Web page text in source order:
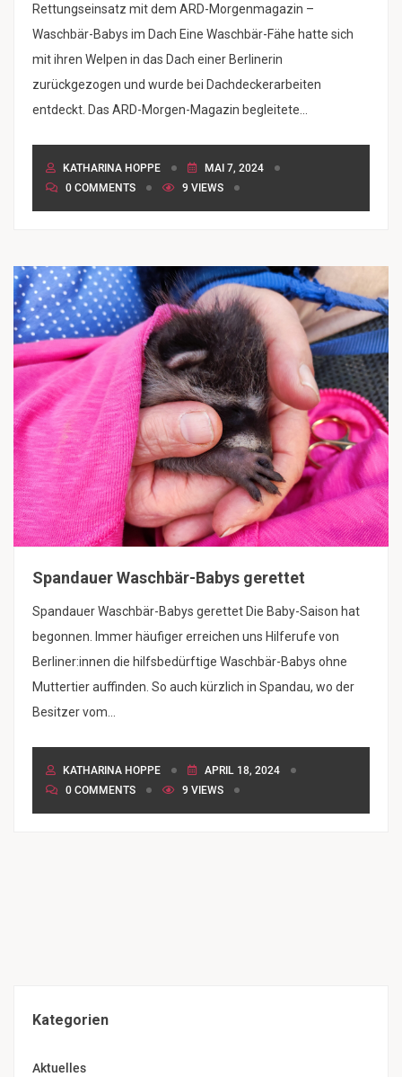
Rettungseinsatz mit dem ARD-Morgenmagazin –
Waschbär-Babys im Dach Eine Waschbär-Fähe hatte sich
mit ihren Welpen in das Dach einer Berlinerin
zurückgezogen und wurde bei Dachdeckerarbeiten
entdeckt. Das ARD-Morgen-Magazin begleitete...
KATHARINA HOPPE
MAI 7, 2024
0 COMMENTS
9 VIEWS
Spandauer Waschbär-Babys gerettet
Spandauer Waschbär-Babys gerettet Die Baby-Saison hat
begonnen. Immer häufiger erreichen uns Hilferufe von
Berliner:innen die hilfsbedürftige Waschbär-Babys ohne
Muttertier auffinden. So auch kürzlich in Spandau, wo der
Besitzer vom...
KATHARINA HOPPE
APRIL 18, 2024
0 COMMENTS
9 VIEWS
Kategorien
Aktuelles